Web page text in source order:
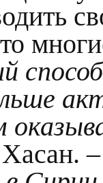
Хасан.